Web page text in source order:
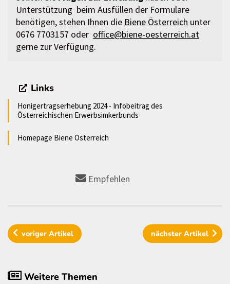
Unterstützung beim Ausfüllen der Formulare
benötigen, stehen Ihnen die Biene Österreich unter
0676 7703157 oder office@biene-oesterreich.at
gerne zur Verfügung.
Links
Honigertragserhebung 2024 - Infobeitrag des
Österreichischen Erwerbsimkerbunds
Homepage Biene Österreich
Empfehlen
vorigerArtikel nächster Artikel
Weitere Themen